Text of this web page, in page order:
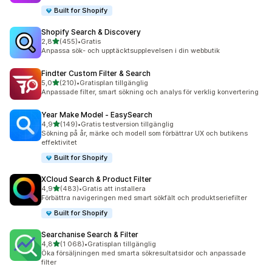
Built for Shopify
Shopify Search & Discovery
2,8av 5 stjärnor
(455)
455 recensioner totalt
•Gratis
Anpassa sök- och upptäcktsupplevelsen i din webbutik
Findter Custom Filter & Search
5,0av 5 stjärnor
(210)
210 recensioner totalt
•Gratisplan tillgänglig
Anpassade filter, smart sökning och analys för verklig konvertering
Year Make Model ‑ EasySearch
4,9av 5 stjärnor
(149)
149 recensioner totalt
•Gratis testversion tillgänglig
Sökning på år, märke och modell som förbättrar UX och butikens
effektivitet
Built for Shopify
XCloud Search & Product Filter
4,9av 5 stjärnor
(483)
483 recensioner totalt
•Gratis att installera
Förbättra navigeringen med smart sökfält och produktseriefilter
Built for Shopify
Searchanise Search & Filter
4,8av 5 stjärnor
(1 068)
1068 recensioner totalt
•Gratisplan tillgänglig
Öka försäljningen med smarta sökresultatsidor och anpassade
filter